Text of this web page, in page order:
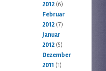
2012(6)
Februar
2012(7)
Januar
2012(5)
Dezember
2011 (1)